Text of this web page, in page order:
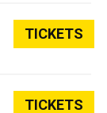
TICKETS
TICKETS